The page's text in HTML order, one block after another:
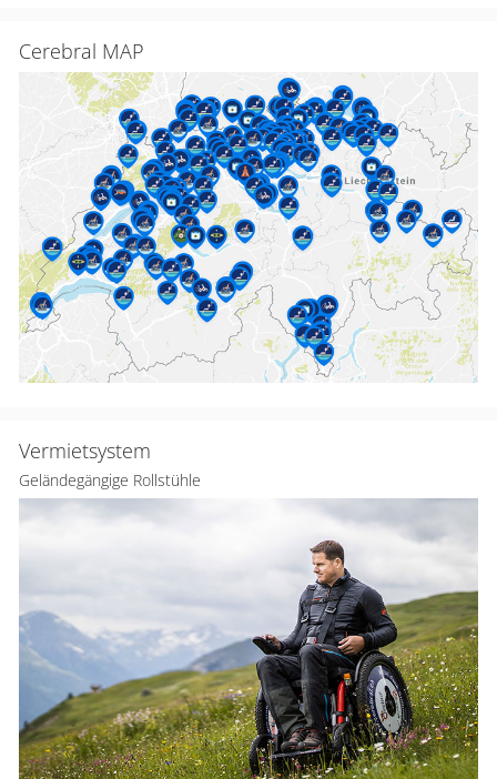
Cerebral MAP
Vermietsystem
Geländegängige Rollstühle